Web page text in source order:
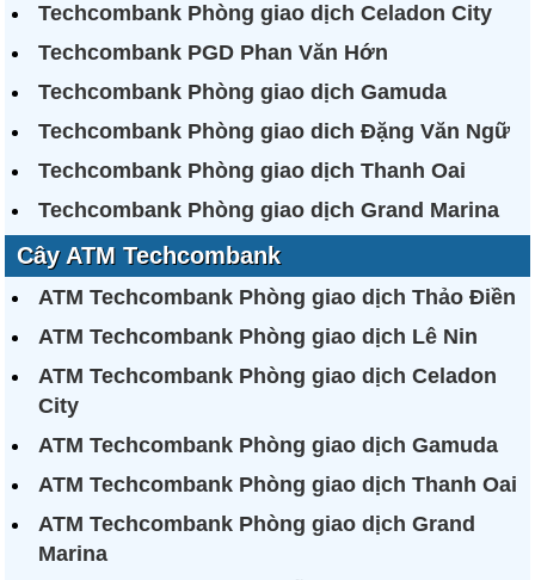
Techcombank Phòng giao dịch Celadon City
Techcombank PGD Phan Văn Hớn
Techcombank Phòng giao dịch Gamuda
Techcombank Phòng giao dich Đặng Văn Ngữ
Techcombank Phòng giao dịch Thanh Oai
Techcombank Phòng giao dịch Grand Marina
Cây ATM Techcombank
ATM Techcombank Phòng giao dịch Thảo Điền
ATM Techcombank Phòng giao dịch Lê Nin
ATM Techcombank Phòng giao dịch Celadon
City
ATM Techcombank Phòng giao dịch Gamuda
ATM Techcombank Phòng giao dịch Thanh Oai
ATM Techcombank Phòng giao dịch Grand
Marina